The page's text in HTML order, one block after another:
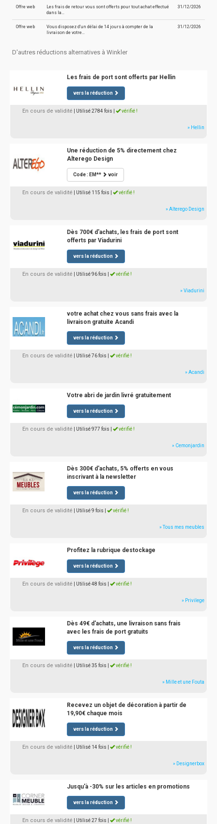
Offre web
Les frais de retour vous sont offerts pour tout achat effectué
dans la…
31/12/2026
Offre web
Vous disposez d'un délai de 14 jours à compter de la
livraison de votre…
31/12/2026
D'autres réductions alternatives à Winkler
Les frais de port sont offerts par Hellin
vers la réduction
En cours de validité | Utilisé 2784 fois vérifié !
» Hellin
Une réduction de 5% directement chez
Alterego Design
Code : EM** voir
En cours de validité | Utilisé 115 fois vérifié !
» Alterego Design
Dès 700€ d'achats, les frais de port sont
offerts par Viadurini
vers la réduction
En cours de validité | Utilisé 96 fois vérifié !
» Viadurini
votre achat chez vous sans frais avec la
livraison gratuite Acandi
vers la réduction
En cours de validité | Utilisé 76 fois vérifié !
» Acandi
Votre abri de jardin livré gratuitement
vers la réduction
En cours de validité | Utilisé 977 fois vérifié !
» Cemonjardin
Dès 300€ d'achats, 5% offerts en vous
inscrivant à la newsletter
vers la réduction
En cours de validité | Utilisé 9 fois vérifié !
» Tous mes meubles
Profitez la rubrique destockage
vers la réduction
En cours de validité | Utilisé 48 fois vérifié !
» Privilege
Dès 49€ d'achats, une livraison sans frais
avec les frais de port gratuits
vers la réduction
En cours de validité | Utilisé 35 fois vérifié !
» Mille et une Fouta
Recevez un objet de décoration à partir de
19,90€ chaque mois
vers la réduction
En cours de validité | Utilisé 14 fois vérifié !
» Designerbox
Jusqu'à -30% sur les articles en promotions
vers la réduction
En cours de validité | Utilisé 27 fois vérifié !